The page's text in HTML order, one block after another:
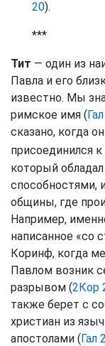
20).
***
Тит — один из
Павла и его
известно. Мы
римское имя (
сказано, когда
присоединился к
который
способностями,
общины, где
Например,
написанное «со
Коринф, когда
Павлом возник
разрывом (2Кор
также берет с
христиан из
апостолами (Гал